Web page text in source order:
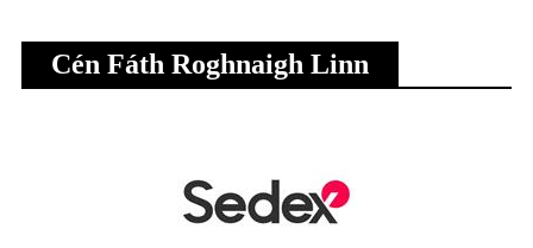
Cén Fáth Roghnaigh Linn